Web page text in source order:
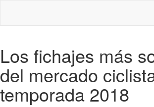
Los fichajes más
del mercado
temporada 2018